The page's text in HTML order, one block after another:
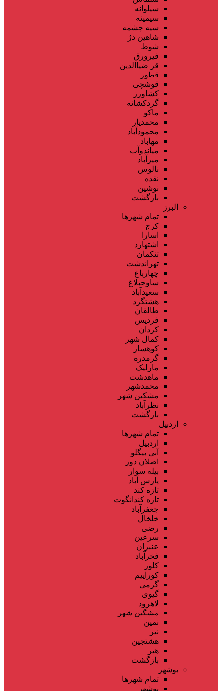
سیلوانه
سیمینه
سیه چشمه
شاهین دژ
شوط
فیرورق
قر ضیاالدین
قطور
قوشچی
کشاورز
گردکشانه
ماکو
محمدیار
محمودآباد
مهاباد
میاندوآب
میرآباد
نالوس
نقده
نوشین
بازگشت
البرز
تمام شهر‌ها
کرج
اسارا
اشتهارد
تنکمان
تهراندشت
چهارباغ
ساوجبلاغ
سعیدآباد
هشتگرد
طالقان
فردیس
کردان
کمال شهر
کوهسار
گرمدره
مارلیک
ماهدشت
محمدشهر
مشکین شهر
نظرآباد
بازگشت
اردبیل
تمام شهر‌ها
اردبیل
آبی بیگلو
اصلان دوز
بیله سوار
پارس آباد
تازه کند
تازه کندانگوت
جعفرآباد
خلخال
رضی
سرعین
عنبران
فخرآباد
کلور
کوراییم
گرمی
گیوی
لاهرود
مشگین شهر
نمین
نیر
هشتجین
هیر
بازگشت
بوشهر
تمام شهر‌ها
بوشهر